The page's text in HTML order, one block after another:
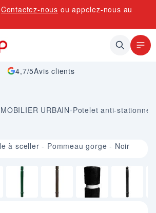
Contactez-nous ou appelez-nous au
4,7/5Avis clients
MOBILIER URBAIN•Potelet anti-
à sceller - Pommeau gorge - Noir